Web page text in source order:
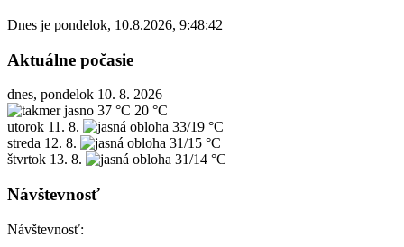
Dnes je pondelok, 10.8.2026, 9:48:42
Aktuálne počasie
dnes, pondelok 10. 8. 2026
37 °C 20 °C
utorok 11. 8.
33/19 °C
streda 12. 8.
31/15 °C
štvrtok 13. 8. 31/14 °C
Návštevnosť
Návštevnosť: